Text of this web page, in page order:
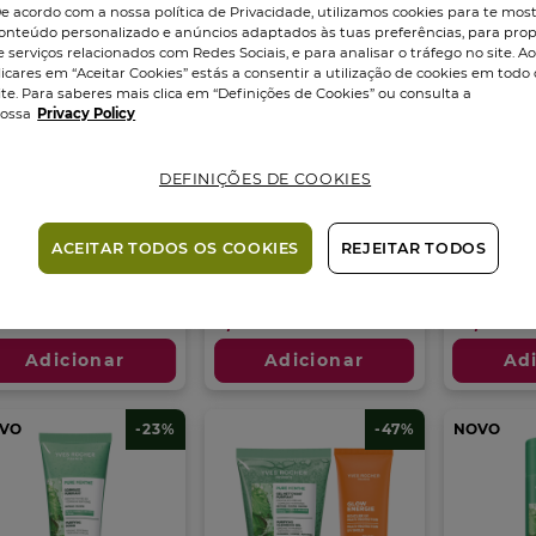
Menthe Gel de
390 ml
Adicionar
Pure Menthe
Desincrustante...
em
5
estrelas.
2
Adicionar
Pure
Frasco
5
estrelas.
325
-23% -47% NOVO
acordo com a nossa política de Privacidade, utilizamos cookies para te
personalizado e anúncios adaptados às tuas preferências, para
serviços relacionados com Redes Sociais, e para analisar o tráfego no site. Ao
em “Aceitar Cookies” estás a consentir a utilização de cookies em todo
Para saberes mais clica em “Definições de Cookies” ou consulta a
Privacy Policy
DEFINIÇÕES DE COOKIES
REJEITAR TODOS
ACEITAR TODOS OS COOKIES